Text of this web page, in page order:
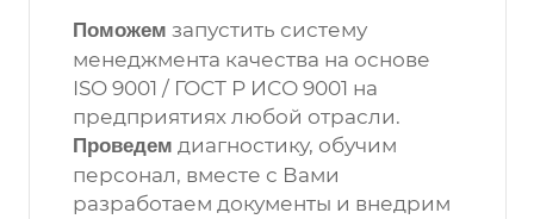
Поможем запустить систему
менеджмента качества на основе
ISO 9001 / ГОСТ Р ИСО 9001 на
предприятиях любой отрасли.
Проведем диагностику, обучим
персонал, вместе с Вами
разработаем документы и внедрим